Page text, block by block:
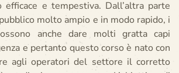
efficace e tempestiva. Dall’altra parte
molto ampio e in modo rapido, i
anche dare molti gratta capi
e pertanto questo corso è nato con
agli operatori del settore il corretto